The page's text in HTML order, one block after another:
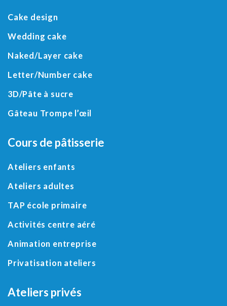
Cake design
Wedding cake
Naked/Layer cake
Letter/Number cake
3D/Pâte à sucre
Gâteau Trompe l’œil
Cours de pâtisserie
Ateliers enfants
Ateliers adultes
TAP école primaire
Activités centre aéré
Animation entreprise
Privatisation ateliers
Ateliers privés